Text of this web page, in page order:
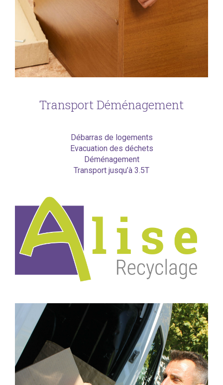
Transport Déménagement
Débarras de logements
Evacuation des déchets
Déménagement
Transport jusqu’à 3.5T